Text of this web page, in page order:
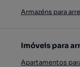
Armazéns para
Imóveis para
Apartamentos